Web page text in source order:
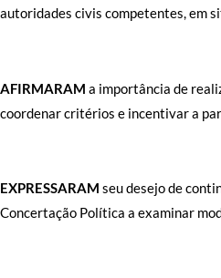
autoridades civis competentes, em
AFIRMARAM a importância de
coordenar critérios e incentivar a
EXPRESSARAM seu desejo de
Concertação Política a examinar